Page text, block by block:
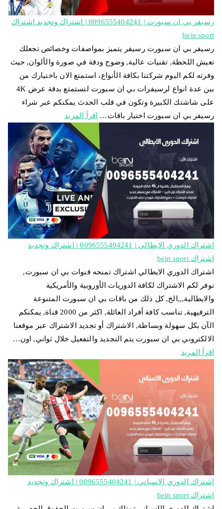
رسيفر بي ان سبورت | 0096555404241 | اشتراك وتجديد اشتراك
bein sport
رسيفر بي ان سبورت رسيفر يتميز بمواصفات وخصائص تجعلك
تعيش اللحظة, تقنيات عالية, وضوح ودقة في صورة والألوان, حيث
وفرته لكم اليوم شركتنا بكافة الأنواع، استمتع الان باختيارك من
بين عدة انواع لرسيفرات بي ان سبورت لتستمتع بدقة عرض 4K
على شاشتك الكبيرة وتكون في قلب الحدث يمكنكم عبر شراء
رسيفر بي ان سبورت اختيار باقات…
اقرأ المزيد
اشتراك الدوري الايطالي | 0096555404241 | اشتراك وتجديد
اشتراك bein sport
اشتراك الدوري الايطالي اشتراك تمنحه قنوات بي ان سبورت,
نوفر لكم الاشتراك لكافة الدوريات الأوروبية والأمريكية
والايطالية,,,الخ, كل ذلك من باقات بي ان سبورت المتنوعة
الترفيهية, تناسب كافة أفراد العائلة, اكثر من 2000 قناة, يمكنكم
الآن بكل سهولة وبساطة, الاشتراك أو تجديد الاشتراك عبر موقعنا
الالكتروني بي ان سبورت يتم التجديد والتفعيل خلال ثواني, اون…
اقرأ المزيد
اشتراك الدوري الاسباني | 0096555404241 | اشتراك وتجديد
اشتراك bein sport